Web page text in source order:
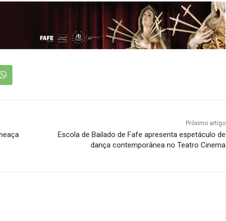
Próximo artigo
Escola de Bailado de Fafe apresenta espetáculo de
dança contemporânea no Teatro Cinema